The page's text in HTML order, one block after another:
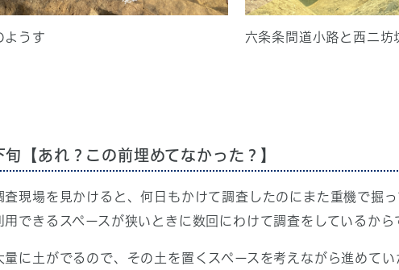
ようす 六条条間道小路と西二坊
【あれ？この前埋めてなかった？】
査現場を見かけると、何日もかけて調査したのにまた重機で掘
用できるスペースが狭いときに数回にわけて調査をしているから
に土がでるので、その土を置くスペースを考えながら進めてい